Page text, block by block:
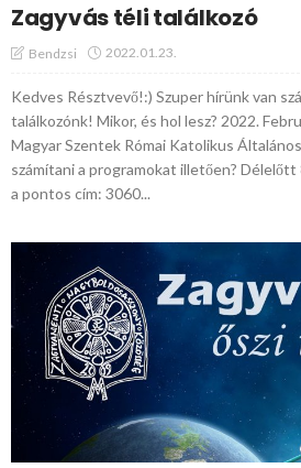
Zagyvás téli találkozó
Bendzsi 2022.01.23.
Kedves Résztvevő!:) Szuper hírünk van
találkozónk! Mikor, és hol lesz? 2022.
Magyar Szentek Római Katolikus
számítani a programokat illetően?
a pontos cím: 3060...